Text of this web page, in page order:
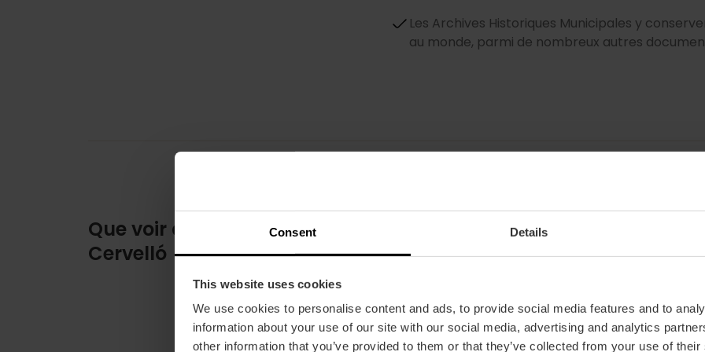
Consent Details
This website uses cookies
We use cookies to personalise content and ads, to provide social media features and to
information about your use of our site with our social media, advertising and analytics
other information that you’ve provided to them or that they’ve collected from your use of
Les Archives Historiques Municipales y
au monde, parmi de nombreux autres
Que voir au Palais de
Cervelló
Étage noble
Ici, vous pouvez visiter les salons d'apparat,
peintures et de mobilier d'époque. Certaines
reproduisant d'anciens motifs de soie. On
Morales, une magnifique salle abritant la
bibliographe.